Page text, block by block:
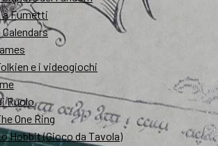
a Fumetti
e i videogiochi
Ruolo
One Ring
Hobbit (Gioco da Tavola)